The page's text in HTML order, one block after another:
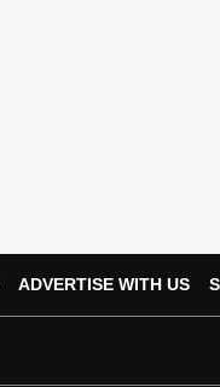
ADVERTISE WITH US